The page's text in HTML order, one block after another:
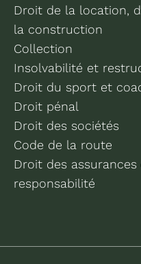
Droit de la location,
la construction
Collection
Insolvabilité et
Droit du sport et
Droit pénal
Droit des sociétés
Code de la route
Droit des assurances
responsabilité